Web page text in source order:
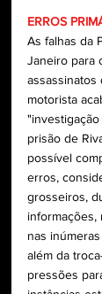
ERROS
As falhas da
Janeiro para
assassinatos
motorista
prisão de
possível
erros,
grosseiros,
nas
além da
pressões